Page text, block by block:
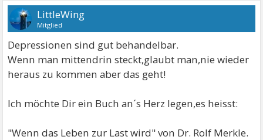
LittleWing
Mitglied
Depressionen sind gut behandelbar.
Wenn man mittendrin steckt,glaubt man,nie wieder
heraus zu kommen aber das geht!
Ich möchte Dir ein Buch an´s Herz legen,es heisst:
"Wenn das Leben zur Last wird" von Dr. Rolf Merkle.